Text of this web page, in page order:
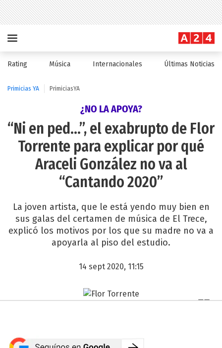
Rating Música Internacionales Últimas Noticias
Primicias YA PrimiciasYA
¿NO LA APOYA?
“Ni en ped…”, el exabrupto de Flor
Torrente para explicar por qué
Araceli González no va al
“Cantando 2020”
La joven artista, que le está yendo muy bien en
sus galas del certamen de música de El Trece,
explicó los motivos por los que su madre no va a
apoyarla al piso del estudio.
14 sept 2020, 11:15